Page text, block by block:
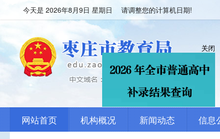
今天是 2026年8月9日 星期日 请调整您的计算机日期!
网站首页 机构概况 新闻动态 信息
关闭